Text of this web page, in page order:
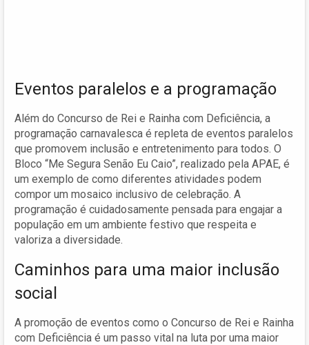
Eventos paralelos e a programação
Além do Concurso de Rei e Rainha com Deficiência, a
programação carnavalesca é repleta de eventos paralelos
que promovem inclusão e entretenimento para todos. O
Bloco “Me Segura Senão Eu Caio”, realizado pela APAE, é
um exemplo de como diferentes atividades podem
compor um mosaico inclusivo de celebração. A
programação é cuidadosamente pensada para engajar a
população em um ambiente festivo que respeita e
valoriza a diversidade.
Caminhos para uma maior inclusão
social
A promoção de eventos como o Concurso de Rei e Rainha
com Deficiência é um passo vital na luta por uma maior